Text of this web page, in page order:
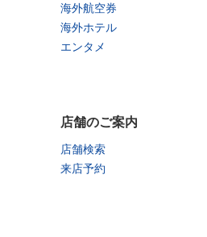
海外航空券
海外ホテル
エンタメ
店舗のご案内
店舗検索
来店予約